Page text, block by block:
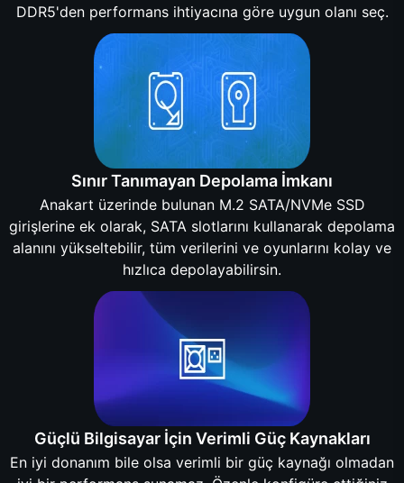
DDR5'den performans ihtiyacına göre uygun olanı seç.
Sınır Tanımayan Depolama İmkanı
Anakart üzerinde bulunan M.2 SATA/NVMe SSD
girişlerine ek olarak, SATA slotlarını kullanarak depolama
alanını yükseltebilir, tüm verilerini ve oyunlarını kolay ve
hızlıca depolayabilirsin.
Güçlü Bilgisayar İçin Verimli Güç Kaynakları
En iyi donanım bile olsa verimli bir güç kaynağı olmadan